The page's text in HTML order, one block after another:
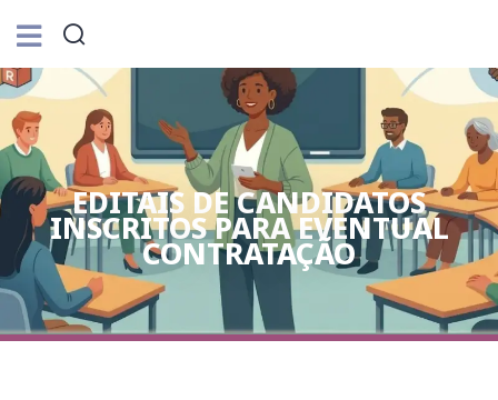
EDITAIS DE CANDIDATOS
INSCRITOS PARA EVENTUAL
CONTRATAÇÃO